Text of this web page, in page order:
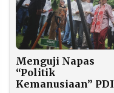
Menguji Napas
“Politik
Kemanusiaan” PDI